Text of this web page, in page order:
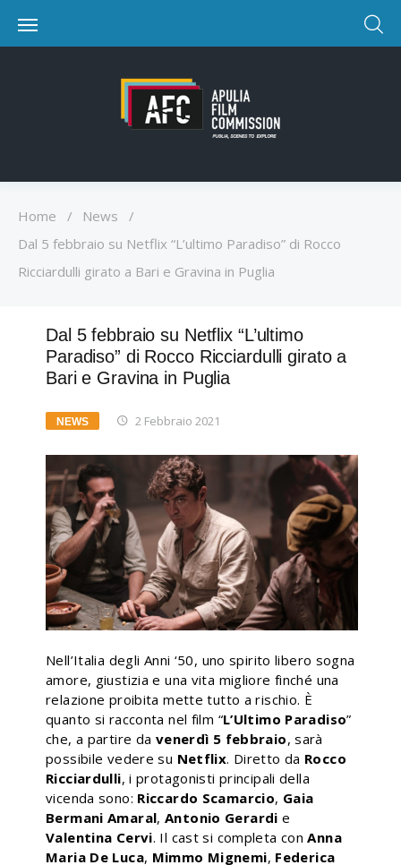
Home / News
/
Dal 5 febbraio su Netflix “L’ultimo Paradiso” di Rocco
Ricciardulli girato a Bari e Gravina in Puglia
Dal 5 febbraio su Netflix “L’ultimo
Paradiso” di Rocco Ricciardulli girato a
Bari e Gravina in Puglia
NEWS 2 Febbraio 2021
Nell’Italia degli Anni ‘50, uno spirito libero sogna
amore, giustizia e una vita migliore finché una
relazione proibita mette tutto a rischio. È
quanto si racconta nel film “L’Ultimo Paradiso”
che, a partire da venerdì 5 febbraio, sarà
possibile vedere su Netflix. Diretto da Rocco
Ricciardulli, i protagonisti principali della
vicenda sono: Riccardo Scamarcio, Gaia
Bermani Amaral, Antonio Gerardi e
Valentina Cervi. Il cast si completa conAnna
Maria De Luca, Mimmo Mignemi, Federica